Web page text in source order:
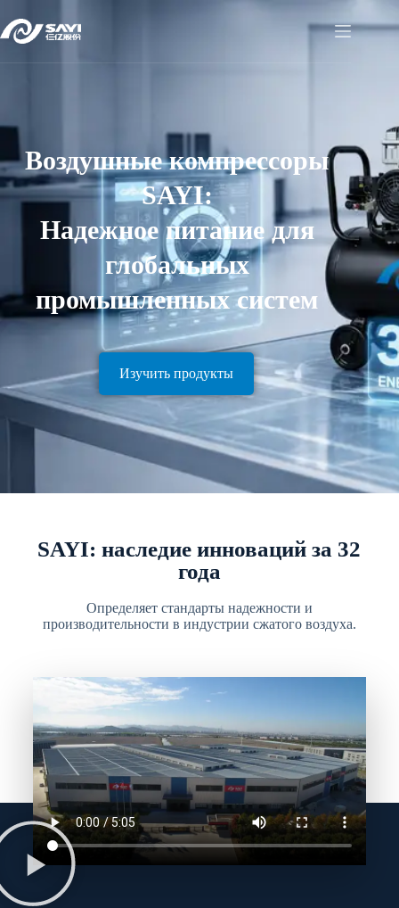
Воздушные компрессоры
SAYI:
Надежное питание для
глобальных
промышленных систем
Изучить продукты
SAYI: наследие инноваций за 32
года
Определяет стандарты надежности и
производительности в индустрии сжатого воздуха.